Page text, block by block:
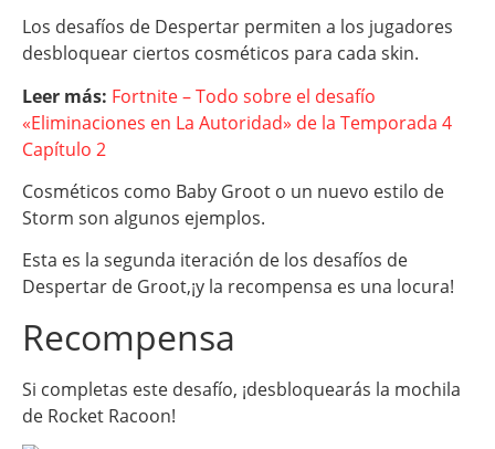
Los desafíos de Despertar permiten a los jugadores
desbloquear ciertos cosméticos para cada skin.
Leer más: Fortnite – Todo sobre el desafío
«Eliminaciones en La Autoridad» de la Temporada 4
Capítulo 2
Cosméticos como Baby Groot o un nuevo estilo de
Storm son algunos ejemplos.
Esta es la segunda iteración de los desafíos de
Despertar de Groot,¡y la recompensa es una locura!
Recompensa
Si completas este desafío, ¡desbloquearás la mochila
de Rocket Racoon!